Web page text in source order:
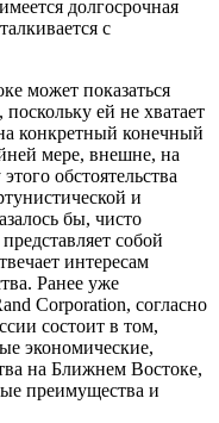
долгосрочная
с
может показаться
ей не хватает
конкретный конечный
мере, внешне, на
обстоятельства
и
бы, чисто
собой
интересам
Ранее уже
Corporation, согласно
состоит в том,
экономические,
на Ближнем Востоке,
преимущества и